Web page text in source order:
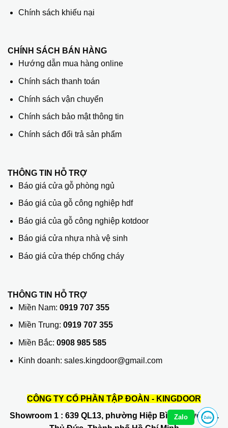
Chính sách khiếu nại
CHÍNH SÁCH BÁN HÀNG
Hướng dẫn mua hàng online
Chính sách thanh toán
Chính sách vận chuyển
Chính sách bảo mật thông tin
Chính sách đổi trả sản phẩm
THÔNG TIN HỖ TRỢ
Báo giá cửa gỗ phòng ngủ
Báo giá của gỗ công nghiệp hdf
Báo giá của gỗ công nghiệp kotdoor
Báo giá cửa nhựa nhà vệ sinh
Báo giá cửa thép chống cháy
THÔNG TIN HỖ TRỢ
Miền Nam: 0919 707 355
Miền Trung: 0919 707 355
Miền Bắc: 0908 985 585
Kinh doanh: sales.kingdoor@gmail.com
CÔNG TY CỔ PHẦN TẬP ĐOÀN - KINGDOOR
Showroom 1: 639 QL13, phường Hiệp Bình Phước, Q.
Zalo